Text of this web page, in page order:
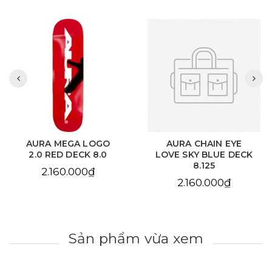
AURA CHAIN EYE
LOVE SKY BLUE DECK
8.125
AURA CHAIN EYE
LOVE WHITE DECK
8.25
2.160.000₫
Sản phẩm vừa xem